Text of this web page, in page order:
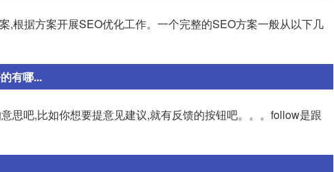
,根据方案开展SEO优化工作。一个完整的SEO方案一般从以下几
有哪...
思吧,比如你想要提意见建议,就有反馈的按钮吧。。。follow是跟